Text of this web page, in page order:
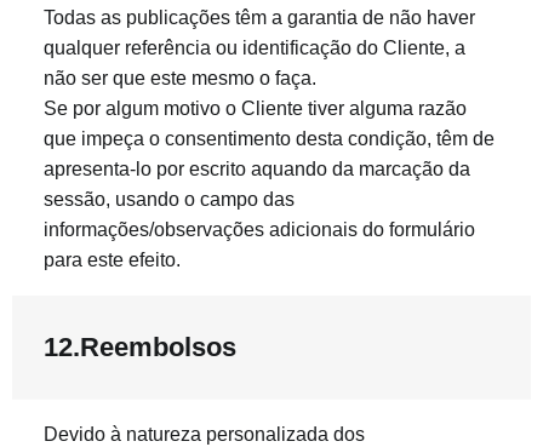
Todas as publicações têm a garantia de não haver
qualquer referência ou identificação do Cliente, a
não ser que este mesmo o faça.
Se por algum motivo o Cliente tiver alguma razão
que impeça o consentimento desta condição, têm de
apresenta-lo por escrito aquando da marcação da
sessão, usando o campo das
informações/observações adicionais do formulário
para este efeito.
12.Reembolsos
Devido à natureza personalizada dos